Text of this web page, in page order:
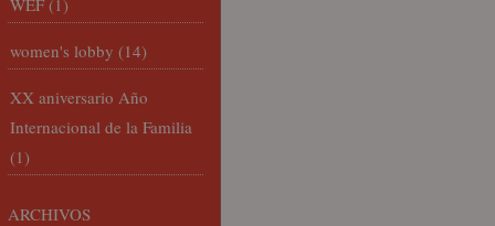
WEF (1)
women's lobby (14)
XX aniversario Año
Internacional de la Familia
(1)
ARCHIVOS